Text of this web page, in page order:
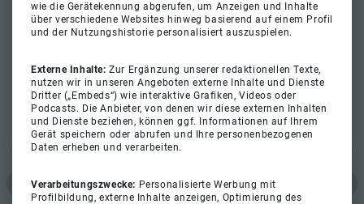
wie die Gerätekennung abgerufen, um Anzeigen und Inhalte
über verschiedene Websites hinweg basierend auf einem Profil
und der Nutzungshistorie personalisiert auszuspielen.
Externe Inhalte:Zur Ergänzung unserer redaktionellen Texte,
nutzen wir in unseren Angeboten externe Inhalte und Dienste
Dritter („Embeds“) wie interaktive Grafiken, Videos oder
Podcasts. Die Anbieter, von denen wir diese externen Inhalten
und Dienste beziehen, können ggf. Informationen auf Ihrem
Gerät speichern oder abrufen und Ihre personenbezogenen
Daten erheben und verarbeiten.
Verarbeitungszwecke: Personalisierte Werbung mit
Profilbildung, externe Inhalte anzeigen, Optimierung des